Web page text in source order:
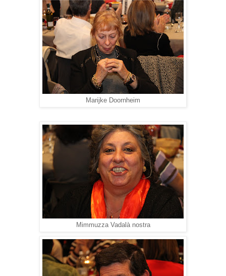
Marijke Doornheim
Mimmuzza Vadalà nostra